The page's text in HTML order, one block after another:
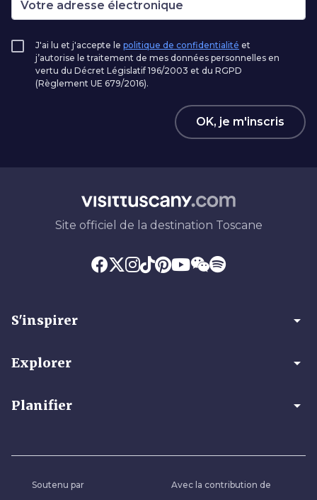
J'ai lu et j'accepte le politique de confidentialité et
j’autorise le traitement de mes données personnelles en
vertu du Décret Législatif 196/2003 et du RGPD
(Règlement UE 679/2016).
OK, je m'inscris
Site officiel de la destination Toscane
S'inspirer arrow_drop_down
Explorer arrow_drop_down
Planifier arrow_drop_down
Soutenu par Avec la contribution de